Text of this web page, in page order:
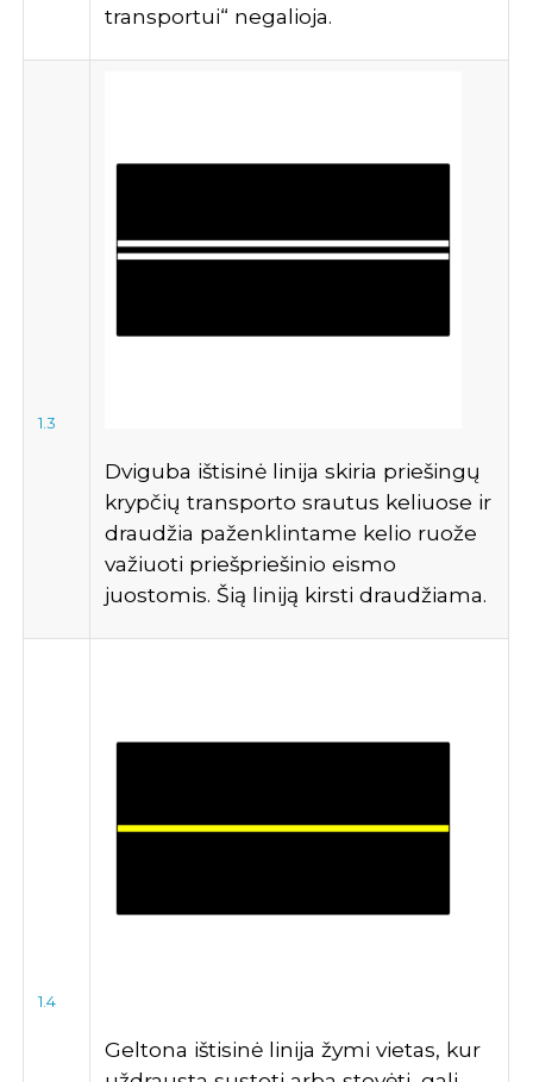
transportui“ negalioja.
1.3
Dviguba ištisinė linija skiria priešingų
krypčių transporto srautus keliuose ir
draudžia paženklintame kelio ruože
važiuoti priešpriešinio eismo
juostomis. Šią liniją kirsti draudžiama.
1.4
Geltona ištisinė linija žymi vietas, kur